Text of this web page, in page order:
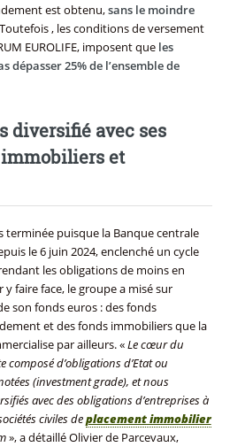
est obtenu,sans le moindre
, les conditions de versement
EUROLIFE, imposent que les
dépasser 25% de l’ensemble de
diversifié avec ses
et
terminée puisque la Banque centrale
le 6 juin 2024, enclenché un cycle
les obligations de moins en
faire face, le groupe a misé sur
son fonds euros : des fonds
et des fonds immobiliers que la
par ailleurs. «Le cœur du
composé d’obligations d’Etat ou
(investment grade), et nous
avec des obligations d’entreprises à
civiles deplacement immobilier
», a détaillé Olivier de Parcevaux,